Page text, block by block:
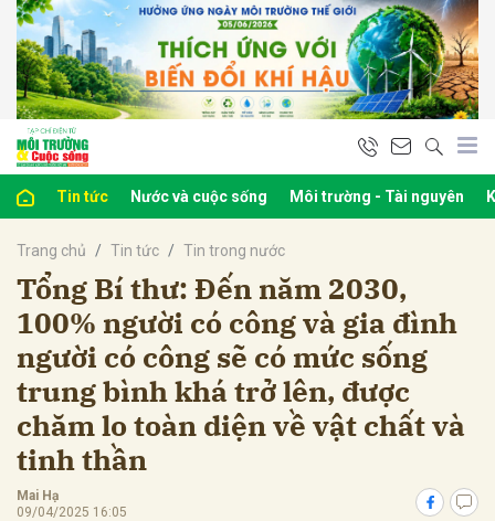
Tin tức Nước và cuộc sống Môi trường - Tài nguyên
Trang chủ Tin tức Tin trong nước
Tổng Bí thư: Đến năm 2030,
100% người có công và gia đình
người có công sẽ có mức sống
trung bình khá trở lên, được
chăm lo toàn diện về vật chất và
tinh thần
Mai Hạ
09/04/2025 16:05
luận
Hủy